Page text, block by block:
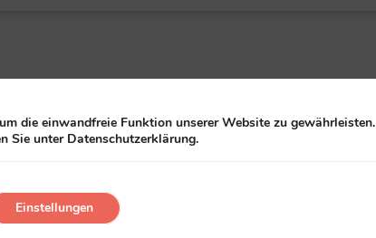
die einwandfreie Funktion unserer Website zu gewährleisten.
Sie unter Datenschutzerklärung.
Einstellungen